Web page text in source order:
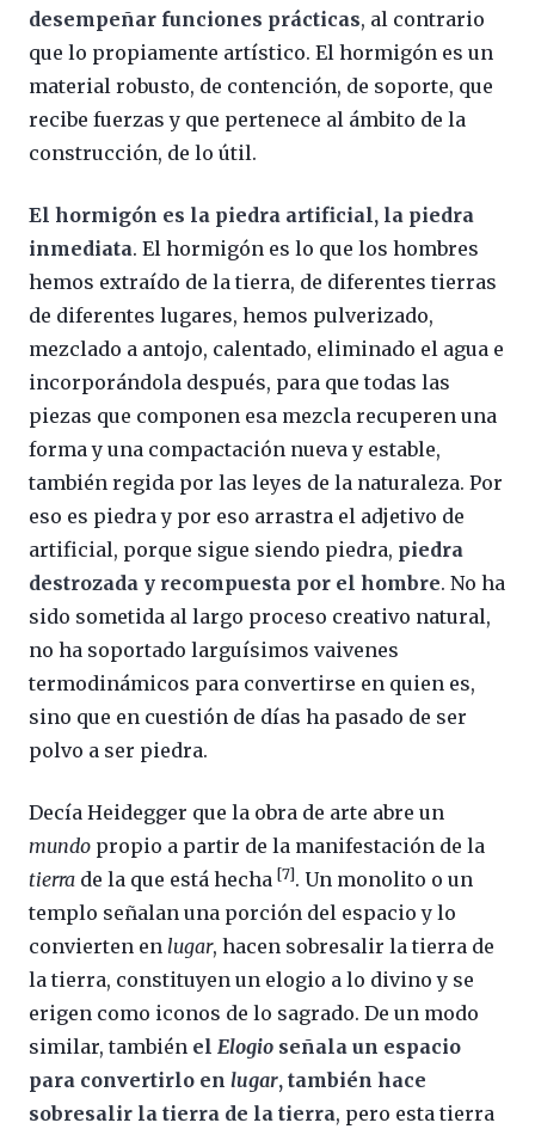
desempeñar funciones prácticas, al contrario
que lo propiamente artístico. El hormigón es un
material robusto, de contención, de soporte, que
recibe fuerzas y que pertenece al ámbito de la
construcción, de lo útil.
El hormigón es la piedra artificial, la piedra
inmediata. El hormigón es lo que los hombres
hemos extraído de la tierra, de diferentes tierras
de diferentes lugares, hemos pulverizado,
mezclado a antojo, calentado, eliminado el agua e
incorporándola después, para que todas las
piezas que componen esa mezcla recuperen una
forma y una compactación nueva y estable,
también regida por las leyes de la naturaleza. Por
eso es piedra y por eso arrastra el adjetivo de
artificial, porque sigue siendo piedra, piedra
destrozada y recompuesta por el hombre. No ha
sido sometida al largo proceso creativo natural,
no ha soportado larguísimos vaivenes
termodinámicos para convertirse en quien es,
sino que en cuestión de días ha pasado de ser
polvo a ser piedra.
Decía Heidegger que la obra de arte abre un
mundo propio a partir de la manifestación de la
tierra de la que está hecha [7]. Un monolito o un
templo señalan una porción del espacio y lo
convierten en lugar, hacen sobresalir la tierra de
la tierra, constituyen un elogio a lo divino y se
erigen como iconos de lo sagrado. De un modo
similar, también el Elogio señala un espacio
para convertirlo en lugar, también hace
sobresalir la tierra de la tierra, pero esta tierra